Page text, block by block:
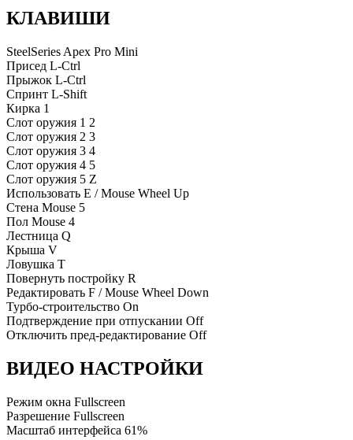
КЛАВИШИ
SteelSeries Apex Pro Mini
Присед L-Ctrl
Прыжок L-Ctrl
Спринт L-Shift
Кирка 1
Слот оружия 1 2
Слот оружия 2 3
Слот оружия 3 4
Слот оружия 4 5
Слот оружия 5 Z
Использовать E / Mouse Wheel Up
Стена Mouse 5
Пол Mouse 4
Лестница Q
Крыша V
Ловушка T
Повернуть постройку R
Редактировать F / Mouse Wheel Down
Турбо-строительство On
Подтверждение при отпускании Off
Отключить пред-редактирование Off
ВИДЕО НАСТРОЙКИ
Режим окна Fullscreen
Разрешение Fullscreen
Масштаб интерфейса 61%